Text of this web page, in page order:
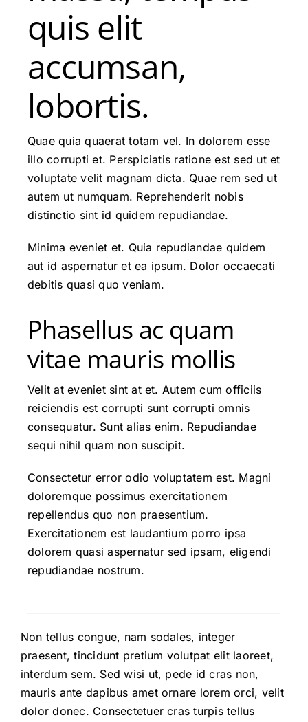
quis elit
accumsan,
lobortis.
Quae quia quaerat totam vel. In dolorem esse
illo corrupti et. Perspiciatis ratione est sed ut et
voluptate velit magnam dicta. Quae rem sed ut
autem ut numquam. Reprehenderit nobis
distinctio sint id quidem repudiandae.
Minima eveniet et. Quia repudiandae quidem
aut id aspernatur et ea ipsum. Dolor occaecati
debitis quasi quo veniam.
Phasellus ac quam
vitae mauris mollis
Velit at eveniet sint at et. Autem cum officiis
reiciendis est corrupti sunt corrupti omnis
consequatur. Sunt alias enim. Repudiandae
sequi nihil quam non suscipit.
Consectetur error odio voluptatem est. Magni
doloremque possimus exercitationem
repellendus quo non praesentium.
Exercitationem est laudantium porro ipsa
dolorem quasi aspernatur sed ipsam, eligendi
repudiandae nostrum.
Non tellus congue, nam sodales, integer
praesent, tincidunt pretium volutpat elit laoreet,
interdum sem. Sed wisi ut, pede id cras non,
mauris ante dapibus amet ornare lorem orci, velit
dolor donec. Consectetuer cras turpis tellus